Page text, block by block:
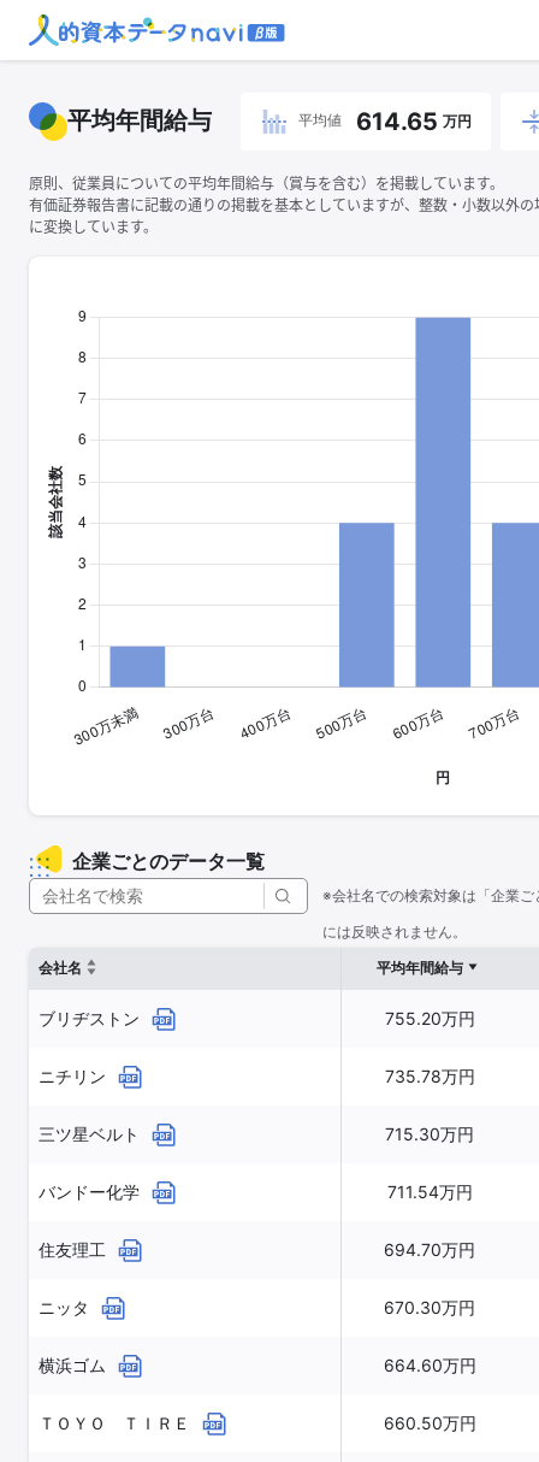
平均年間給与 平均値 614.65 万円
原則、従業員についての平均年間給与（賞与を含む）を掲載しています。
有価証券報告書に記載の通りの掲載を基本としていますが、整数・小数以外
に変換しています。
企業ごとのデータ一覧
※会社名での検索対象は「企業
には反映されません。
会社名
平均年間給与
ブリヂストン 755.20万円
ニチリン 735.78万円
三ツ星ベルト 715.30万円
バンドー化学 711.54万円
住友理工 694.70万円
ニッタ 670.30万円
横浜ゴム 664.60万円
ＴＯＹＯ ＴＩＲＥ 660.50万円